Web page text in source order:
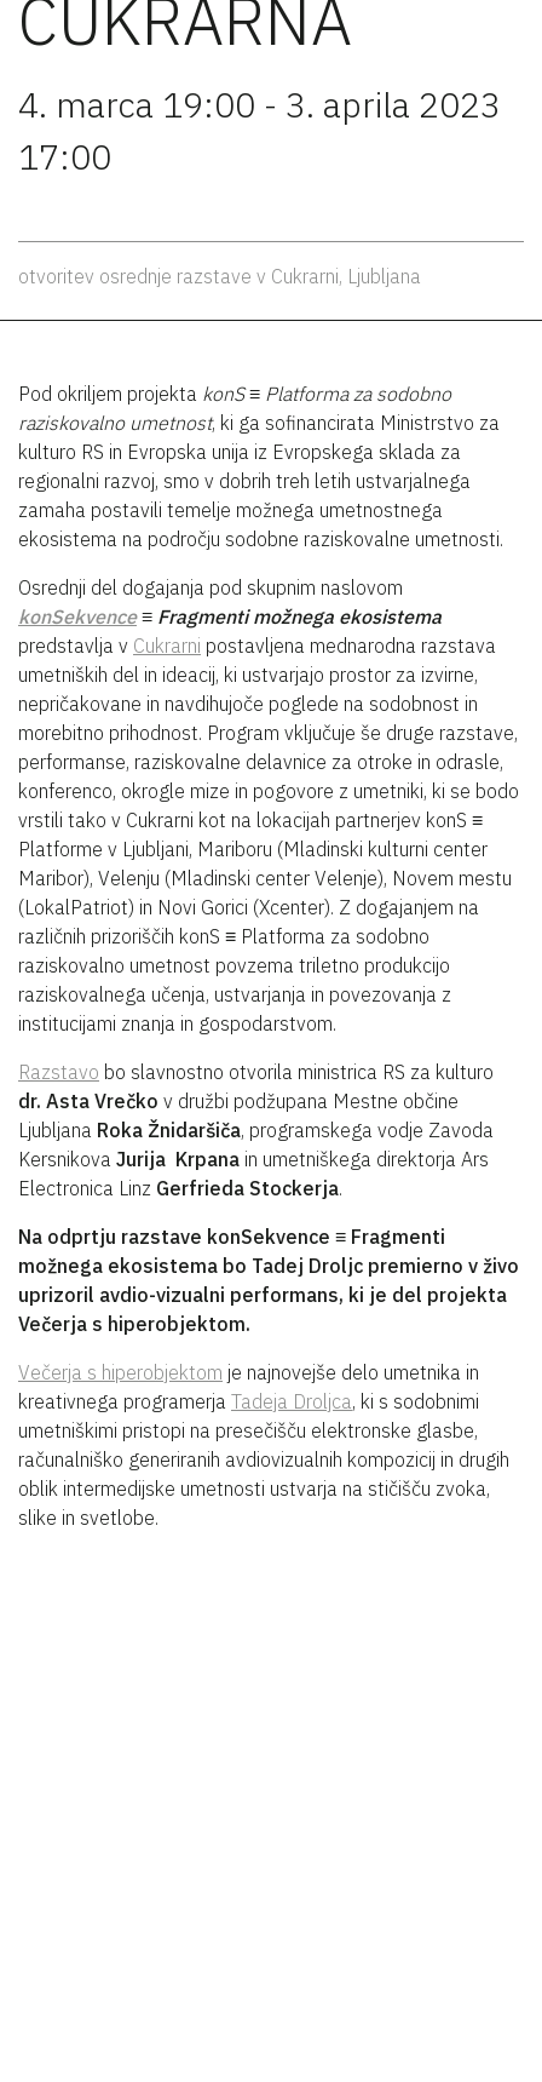
CUKRARNA
4. marca 19:00 - 3. aprila 2023
17:00
otvoritev osrednje razstave v Cukrarni, Ljubljana
Pod okriljem projekta konS ≡ Platforma za sodobno
raziskovalno umetnost, ki ga sofinancirata Ministrstvo za
kulturo RS in Evropska unija iz Evropskega sklada za
regionalni razvoj, smo v dobrih treh letih ustvarjalnega
zamaha postavili temelje možnega umetnostnega
ekosistema na področju sodobne raziskovalne umetnosti.
Osrednji del dogajanja pod skupnim naslovom
konSekvence≡ Fragmenti možnega ekosistema
predstavlja v Cukrarni postavljena mednarodna razstava
umetniških del in ideacij, ki ustvarjajo prostor za izvirne,
nepričakovane in navdihujoče poglede na sodobnost in
morebitno prihodnost. Program vključuje še druge razstave,
performanse, raziskovalne delavnice za otroke in odrasle,
konferenco, okrogle mize in pogovore z umetniki, ki se bodo
vrstili tako v Cukrarni kot na lokacijah partnerjev konS ≡
Platforme v Ljubljani, Mariboru (Mladinski kulturni center
Maribor), Velenju (Mladinski center Velenje), Novem mestu
(LokalPatriot) in Novi Gorici (Xcenter). Z dogajanjem na
različnih prizoriščih konS ≡ Platforma za sodobno
raziskovalno umetnost povzema triletno produkcijo
raziskovalnega učenja, ustvarjanja in povezovanja z
institucijami znanja in gospodarstvom.
Razstavo bo slavnostno otvorila ministrica RS za kulturo
dr. Asta Vrečko v družbi podžupana Mestne občine
Ljubljana Roka Žnidaršiča, programskega vodje Zavoda
Kersnikova Jurija Krpana in umetniškega direktorja Ars
Electronica Linz Gerfrieda Stockerja.
Na odprtju razstave konSekvence ≡ Fragmenti
možnega ekosistema bo Tadej Droljc premierno v živo
uprizoril avdio-vizualni performans, ki je del projekta
Večerja s hiperobjektom.
Večerja s hiperobjektom je najnovejše delo umetnika in
kreativnega programerja Tadeja Droljca, ki s sodobnimi
umetniškimi pristopi na presečišču elektronske glasbe,
računalniško generiranih avdiovizualnih kompozicij in drugih
oblik intermedijske umetnosti ustvarja na stičišču zvoka,
slike in svetlobe.